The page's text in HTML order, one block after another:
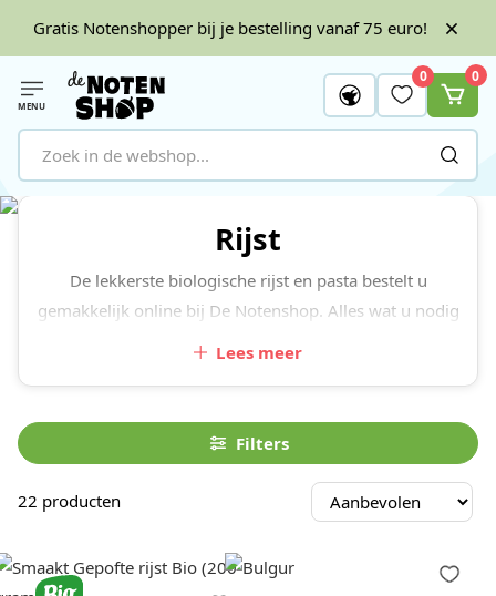
Gratis Notenshopper bij je bestelling vanaf 75 euro!
Ga naar de inhoud
MENU
0 0
Rijst
De lekkerste biologische rijst en pasta bestelt u
gemakkelijk online bij De Notenshop. Alles wat u nodig
Lees meer
Filters
22 producten